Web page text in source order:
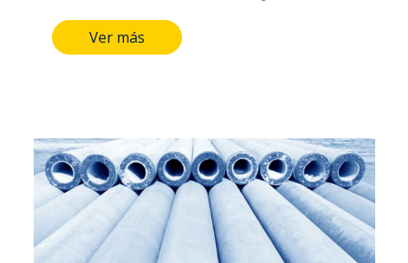
CARACTERÍSTICAS DIMENSIONALES
LONGITUD DEL POSTE: 8 MTS
DE ACERO ALAMBRE DE ESPIRAL:
CAL/12 PESO APROXIMADO: 505 Kg
NORMA: ICONTEC 1329
CERTIFICACIÓN: RETIE
Ver más